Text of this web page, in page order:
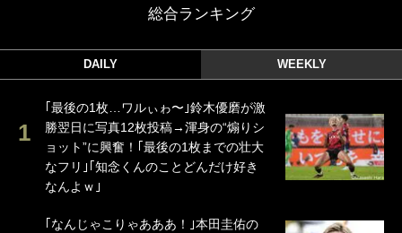
総合ランキング
DAILY WEEKLY
｢最後の1枚…ワルぃゎ〜｣鈴木優磨が激
勝翌日に写真12枚投稿→渾身の“煽りシ
ョット”に興奮！｢最後の1枚までの壮大
なフリ｣｢知念くんのことどんだけ好き
なんよｗ｣
｢なんじゃこりゃあああ！｣本田圭佑の